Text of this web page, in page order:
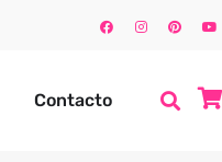
Contacto